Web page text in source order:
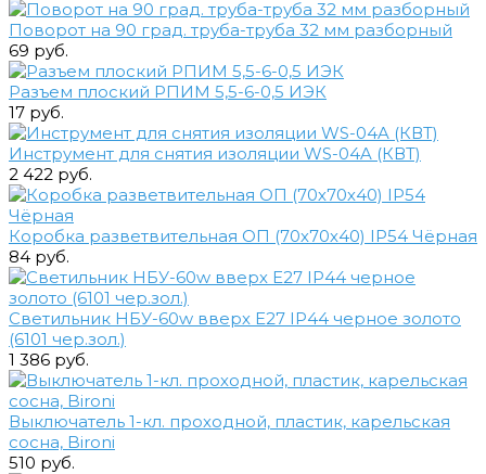
Поворот на 90 град. труба-труба 32 мм разборный
69 руб.
Разъем плоский РПИМ 5,5-6-0,5 ИЭК
17 руб.
Инструмент для снятия изоляции WS-04A (КВТ)
2 422 руб.
Коробка разветвительная ОП (70х70х40) IP54 Чёрная
84 руб.
Светильник НБУ-60w вверх Е27 IP44 черное золото
(6101 чер.зол.)
1 386 руб.
Выключатель 1-кл. проходной, пластик, карельская
сосна, Bironi
510 руб.